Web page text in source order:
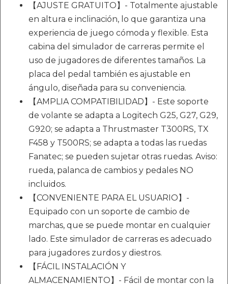
【AJUSTE GRATUITO】- Totalmente ajustable
en altura e inclinación, lo que garantiza una
experiencia de juego cómoda y flexible. Esta
cabina del simulador de carreras permite el
uso de jugadores de diferentes tamaños. La
placa del pedal también es ajustable en
ángulo, diseñada para su conveniencia.
【AMPLIA COMPATIBILIDAD】- Este soporte
de volante se adapta a Logitech G25, G27, G29,
G920; se adapta a Thrustmaster T300RS, TX
F458 y T500RS; se adapta a todas las ruedas
Fanatec; se pueden sujetar otras ruedas. Aviso:
rueda, palanca de cambios y pedales NO
incluidos.
【CONVENIENTE PARA EL USUARIO】-
Equipado con un soporte de cambio de
marchas, que se puede montar en cualquier
lado. Este simulador de carreras es adecuado
para jugadores zurdos y diestros.
【FÁCIL INSTALACIÓN Y
ALMACENAMIENTO】- Fácil de montar con la